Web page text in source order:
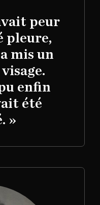
peur
pleure,
mis un
enfin
été
»